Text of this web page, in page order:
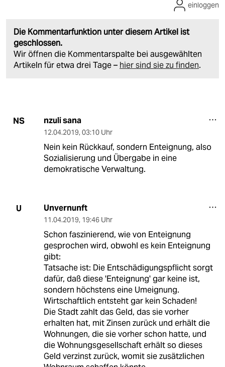
Die Kommentarfunktion unter diesem Artikel ist
geschlossen.
Wir öffnen die Kommentarspalte bei ausgewählten
Artikeln für etwa drei Tage – hier sind sie zu finden.
einloggen
NS nzuli sana
12.04.2019, 03:10 Uhr
Nein kein Rückkauf, sondern Enteignung, also
Sozialisierung und Übergabe in eine
demokratische Verwaltung.
U Unvernunft
11.04.2019, 19:46 Uhr
Schon faszinierend, wie von Enteignung
gesprochen wird, obwohl es kein Enteignung
gibt:
Tatsache ist: Die Entschädigungspflicht sorgt
dafür, daß diese 'Enteignung' gar keine ist,
sondern höchstens eine Umeignung.
Wirtschaftlich entsteht gar kein Schaden!
Die Stadt zahlt das Geld, das sie vorher
erhalten hat, mit Zinsen zurück und erhält die
Wohnungen, die sie vorher schon hatte, und
die Wohnungsgesellschaft erhält so dieses
Geld verzinst zurück, womit sie zusätzlichen